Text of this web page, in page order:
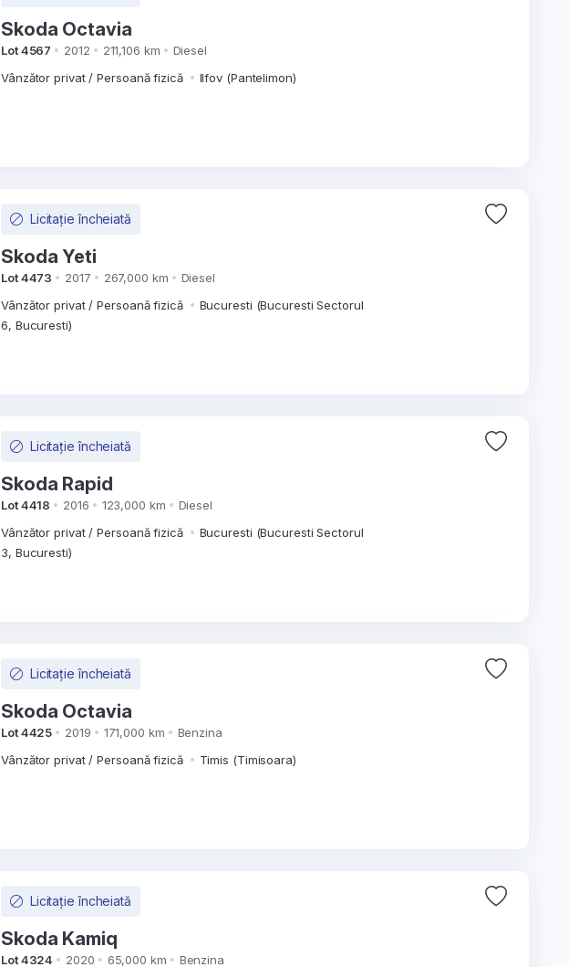
Skoda Octavia
Lot 4567 2012 211,106 km
Diesel
Vânzător privat / Persoană fizică
Ilfov (Pantelimon)
Licitație încheiată
Skoda Yeti
Lot 4473 2017 267,000 km
Diesel
Vânzător privat / Persoană fizică
Bucuresti (Bucuresti Sectorul
6, Bucuresti)
Licitație încheiată
Skoda Rapid
Lot 4418 2016 123,000 km
Diesel
Vânzător privat / Persoană fizică
Bucuresti (Bucuresti Sectorul
3, Bucuresti)
Licitație încheiată
Skoda Octavia
Lot 4425 2019 171,000 km
Benzina
Vânzător privat / Persoană fizică
Timis (Timisoara)
Licitație încheiată
Skoda Kamiq
Lot 4324 2020 65,000 km Benzina